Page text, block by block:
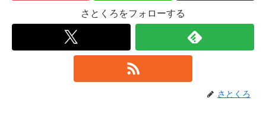
さとくろをフォローする
さとくろ